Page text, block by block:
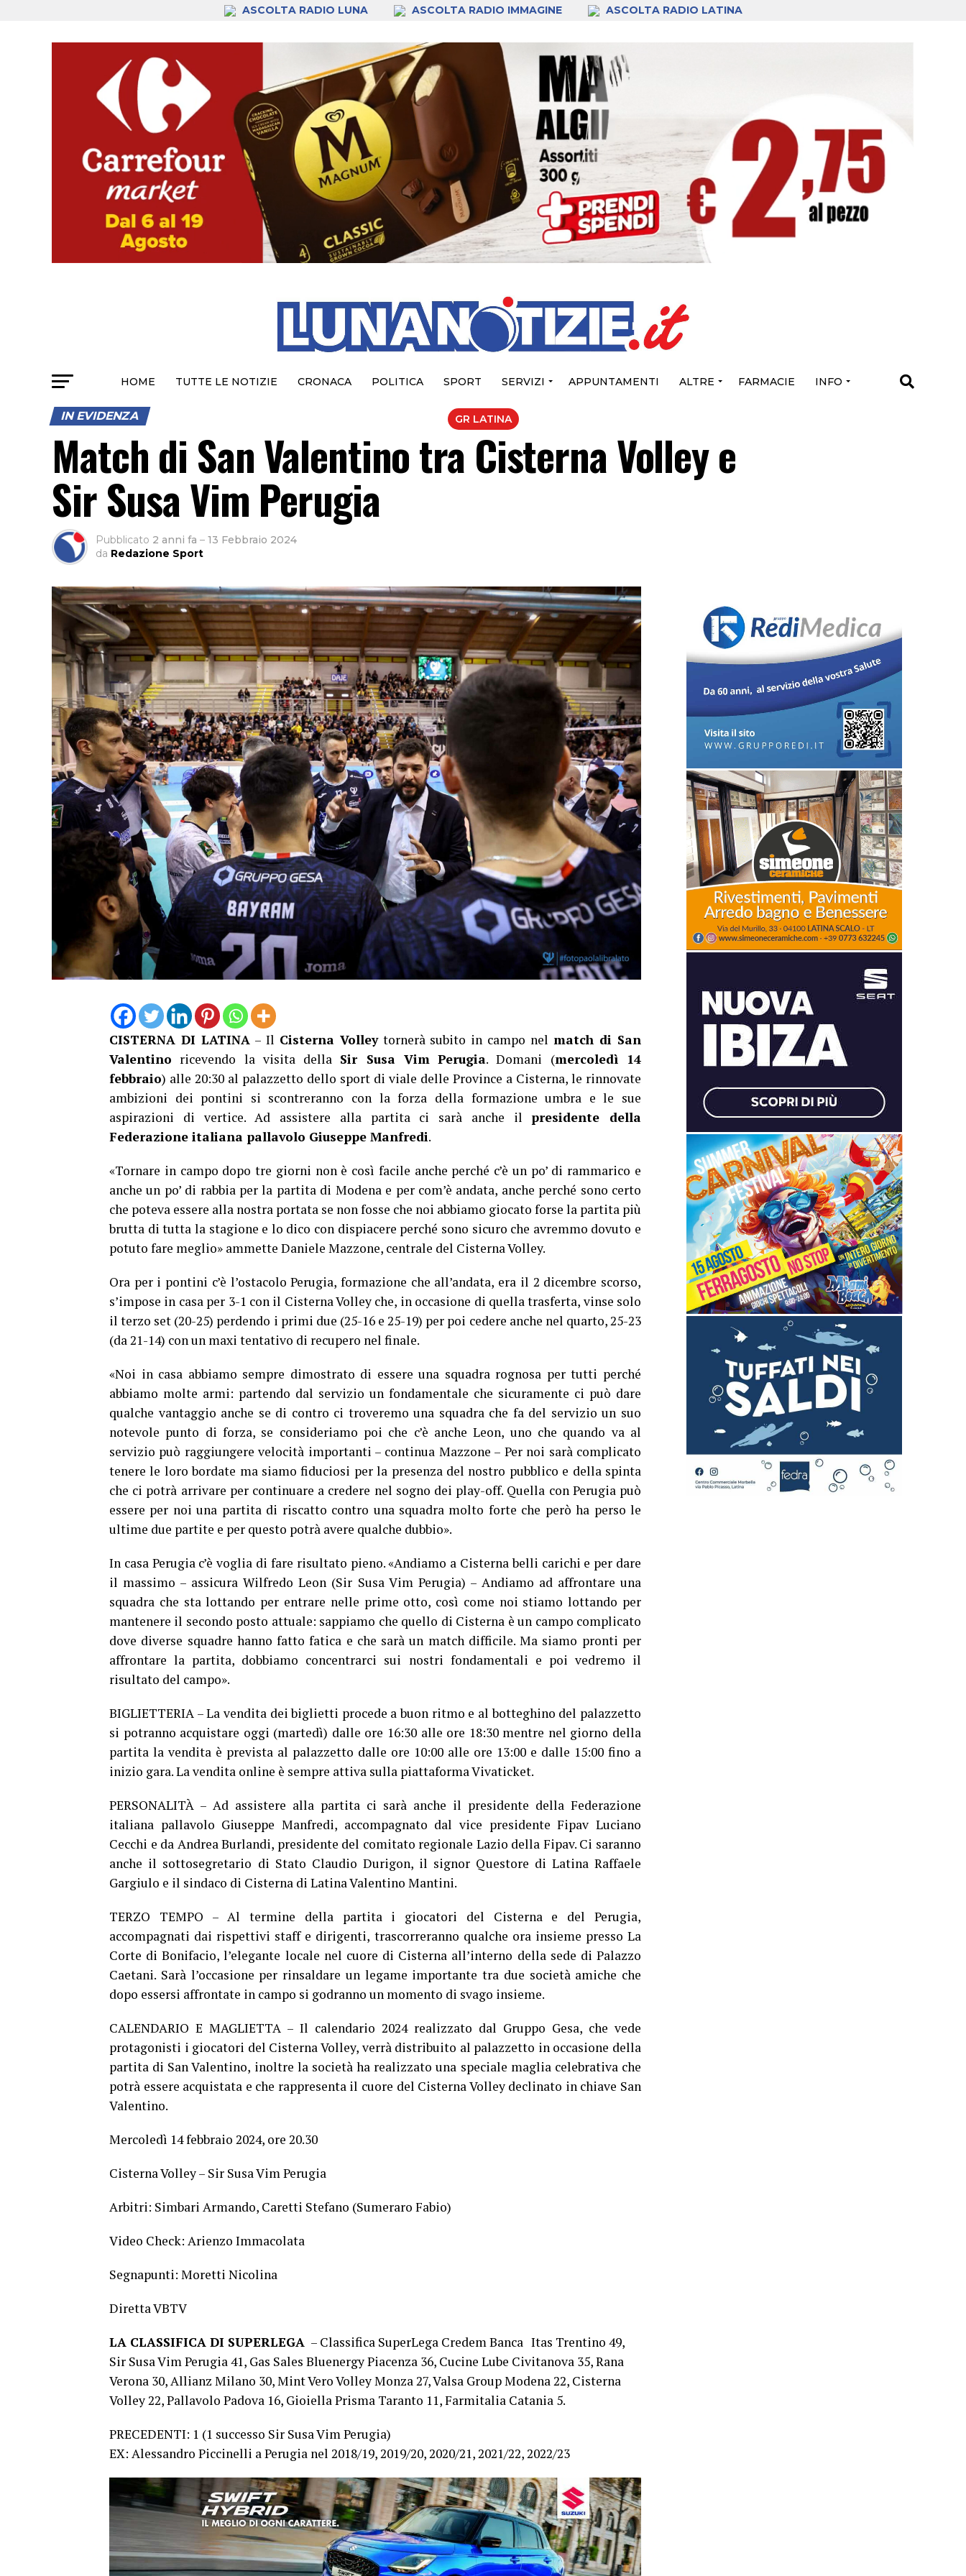
ASCOLTA RADIO LUNA ASCOLTA RADIO IMMAGINE ASCOLTA RADIO LATINA
HOME TUTTE LE NOTIZIE CRONACA POLITICA SPORT SERVIZI APPUNTAMENTI ALTRE FARMACIE INFO
GR LATINA
IN EVIDENZA
Match di San Valentino tra Cisterna Volley e
Sir Susa Vim Perugia
Pubblicato 2 anni fa – 13 Febbraio 2024
da Redazione Sport
CISTERNA DI LATINA– Il Cisterna Volleytornerà subito in campo nelmatch di San
Valentino ricevendo la visita della Sir Susa Vim Perugia. Domani (mercoledì 14
febbraio) alle 20:30 al palazzetto dello sport di viale delle Province a Cisterna, le rinnovate
ambizioni dei pontini si scontreranno con la forza della formazione umbra e le sue
aspirazioni di vertice. Ad assistere alla partita ci sarà anche il presidente della
Federazione italiana pallavolo Giuseppe Manfredi.
«Tornare in campo dopo tre giorni non è così facile anche perché c’è un po’ di rammarico e
anche un po’ di rabbia per la partita di Modena e per com’è andata, anche perché sono certo
che poteva essere alla nostra portata se non fosse che noi abbiamo giocato forse la partita più
brutta di tutta la stagione e lo dico con dispiacere perché sono sicuro che avremmo dovuto e
potuto fare meglio» ammette Daniele Mazzone, centrale del Cisterna Volley.
Ora per i pontini c’è l’ostacolo Perugia, formazione che all’andata, era il 2 dicembre scorso,
s’impose in casa per 3-1 con il Cisterna Volley che, in occasione di quella trasferta, vinse solo
il terzo set (20-25) perdendo i primi due (25-16 e 25-19) per poi cedere anche nel quarto, 25-23
(da 21-14) con un maxi tentativo di recupero nel finale.
«Noi in casa abbiamo sempre dimostrato di essere una squadra rognosa per tutti perché
abbiamo molte armi: partendo dal servizio un fondamentale che sicuramente ci può dare
qualche vantaggio anche se di contro ci troveremo una squadra che fa del servizio un suo
notevole punto di forza, se consideriamo poi che c’è anche Leon, uno che quando va al
servizio può raggiungere velocità importanti – continua Mazzone – Per noi sarà complicato
tenere le loro bordate ma siamo fiduciosi per la presenza del nostro pubblico e della spinta
che ci potrà arrivare per continuare a credere nel sogno dei play-off. Quella con Perugia può
essere per noi una partita di riscatto contro una squadra molto forte che però ha perso le
ultime due partite e per questo potrà avere qualche dubbio».
In casa Perugia c’è voglia di fare risultato pieno. «Andiamo a Cisterna belli carichi e per dare
il massimo – assicura Wilfredo Leon (Sir Susa Vim Perugia) – Andiamo ad affrontare una
squadra che sta lottando per entrare nelle prime otto, così come noi stiamo lottando per
mantenere il secondo posto attuale: sappiamo che quello di Cisterna è un campo complicato
dove diverse squadre hanno fatto fatica e che sarà un match difficile. Ma siamo pronti per
affrontare la partita, dobbiamo concentrarci sui nostri fondamentali e poi vedremo il
risultato del campo».
BIGLIETTERIA – La vendita dei biglietti procede a buon ritmo e al botteghino del palazzetto
si potranno acquistare oggi (martedì) dalle ore 16:30 alle ore 18:30 mentre nel giorno della
partita la vendita è prevista al palazzetto dalle ore 10:00 alle ore 13:00 e dalle 15:00 fino a
inizio gara. La vendita online è sempre attiva sulla piattaforma Vivaticket.
PERSONALITÀ – Ad assistere alla partita ci sarà anche il presidente della Federazione
italiana pallavolo Giuseppe Manfredi, accompagnato dal vice presidente Fipav Luciano
Cecchi e da Andrea Burlandi, presidente del comitato regionale Lazio della Fipav. Ci saranno
anche il sottosegretario di Stato Claudio Durigon, il signor Questore di Latina Raffaele
Gargiulo e il sindaco di Cisterna di Latina Valentino Mantini.
TERZO TEMPO – Al termine della partita i giocatori del Cisterna e del Perugia,
accompagnati dai rispettivi staff e dirigenti, trascorreranno qualche ora insieme presso La
Corte di Bonifacio, l’elegante locale nel cuore di Cisterna all’interno della sede di Palazzo
Caetani. Sarà l’occasione per rinsaldare un legame importante tra due società amiche che
dopo essersi affrontate in campo si godranno un momento di svago insieme.
CALENDARIO E MAGLIETTA – Il calendario 2024 realizzato dal Gruppo Gesa, che vede
protagonisti i giocatori del Cisterna Volley, verrà distribuito al palazzetto in occasione della
partita di San Valentino, inoltre la società ha realizzato una speciale maglia celebrativa che
potrà essere acquistata e che rappresenta il cuore del Cisterna Volley declinato in chiave San
Valentino.
Mercoledì 14 febbraio 2024, ore 20.30
Cisterna Volley – Sir Susa Vim Perugia
Arbitri: Simbari Armando, Caretti Stefano (Sumeraro Fabio)
Video Check: Arienzo Immacolata
Segnapunti: Moretti Nicolina
Diretta VBTV
LA CLASSIFICA DI SUPERLEGA – Classifica SuperLega Credem Banca Itas Trentino 49,
Sir Susa Vim Perugia 41, Gas Sales Bluenergy Piacenza 36, Cucine Lube Civitanova 35, Rana
Verona 30, Allianz Milano 30, Mint Vero Volley Monza 27, Valsa Group Modena 22, Cisterna
Volley 22, Pallavolo Padova 16, Gioiella Prisma Taranto 11, Farmitalia Catania 5.
PRECEDENTI: 1 (1 successo Sir Susa Vim Perugia)
EX: Alessandro Piccinelli a Perugia nel 2018/19, 2019/20, 2020/21, 2021/22, 2022/23